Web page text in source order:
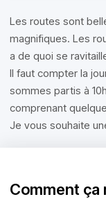
Les routes sont
magnifiques. Les
a de quoi se
Il faut compter la
sommes partis à
comprenant
Je vous souhaite
Comment ça